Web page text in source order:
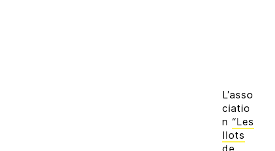
L’asso
ciatio
n“Les
Ilots
de